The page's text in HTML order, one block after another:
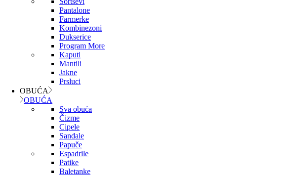
Pantalone
Farmerke
Kombinezoni
Dukserice
Program More
Kaputi
Mantili
Jakne
Prsluci
OBUĆA
OBUĆA
Sva obuća
Čizme
Cipele
Sandale
Papuče
Espadrile
Patike
Baletanke